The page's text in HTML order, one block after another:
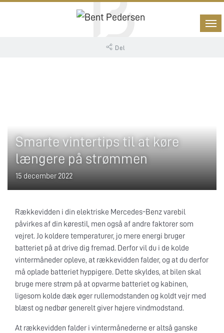
Del
Smarte vintertips til at køre
længere på strømmen
15 december 2022
Rækkevidden i din elektriske Mercedes-Benz varebil
påvirkes af din kørestil, men også af andre faktorer som
vejret. Jo koldere temperaturer, jo mere energi bruger
batteriet på at drive dig fremad. Derfor vil du i de kolde
vintermåneder opleve, at rækkevidden falder, og at du derfor
må oplade batteriet hyppigere. Dette skyldes, at bilen skal
bruge mere strøm på at opvarme batteriet og kabinen,
ligesom kolde dæk øger rullemodstanden og koldt vejr med
blæst og nedbør generelt giver højere vindmodstand.
At rækkevidden falder i vintermånederne er altså ganske